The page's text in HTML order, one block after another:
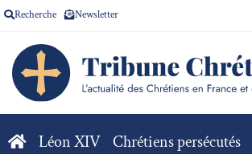
Recherche Newsletter
Léon XIV Chrétiens persécutés